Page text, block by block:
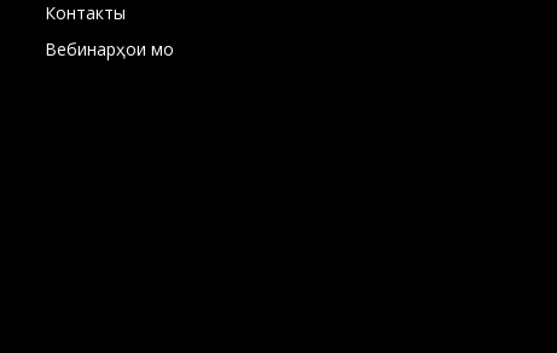
Контакты
Вебинарҳои мо